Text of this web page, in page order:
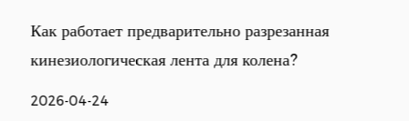
Как работает предварительно разрезанная
кинезиологическая лента для колена?
2026-04-24